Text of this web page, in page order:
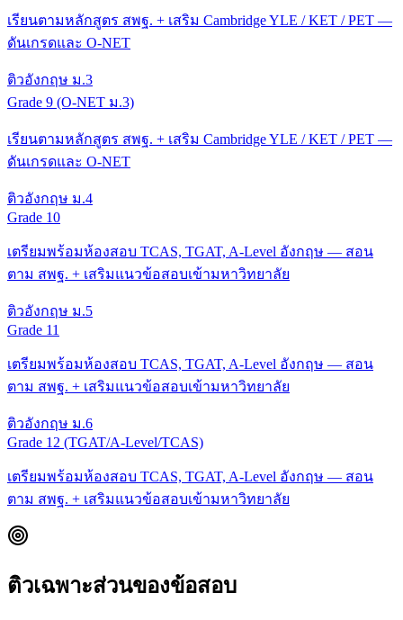
เรียนตามหลักสูตร สพฐ. + เสริม Cambridge YLE / KET / PET —
ดันเกรดและ O-NET
ติวอังกฤษ ม.3
Grade 9 (O-NET ม.3)
เรียนตามหลักสูตร สพฐ. + เสริม Cambridge YLE / KET / PET —
ดันเกรดและ O-NET
ติวอังกฤษ ม.4
Grade 10
เตรียมพร้อมห้องสอบ TCAS, TGAT, A-Level อังกฤษ — สอน
ตาม สพฐ. + เสริมแนวข้อสอบเข้ามหาวิทยาลัย
ติวอังกฤษ ม.5
Grade 11
เตรียมพร้อมห้องสอบ TCAS, TGAT, A-Level อังกฤษ — สอน
ตาม สพฐ. + เสริมแนวข้อสอบเข้ามหาวิทยาลัย
ติวอังกฤษ ม.6
Grade 12 (TGAT/A-Level/TCAS)
เตรียมพร้อมห้องสอบ TCAS, TGAT, A-Level อังกฤษ — สอน
ตาม สพฐ. + เสริมแนวข้อสอบเข้ามหาวิทยาลัย
ติวเฉพาะส่วนของข้อสอบ